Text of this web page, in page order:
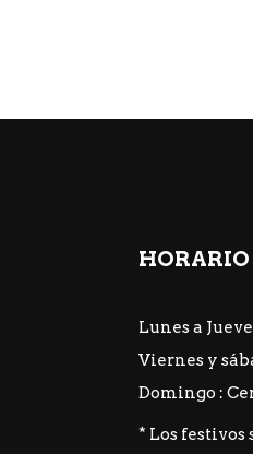
HORARIO
Lunes a
Viernes y
Domingo :
* Los festivos